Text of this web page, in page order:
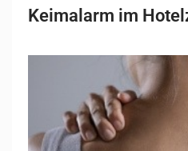
Keimalarm im